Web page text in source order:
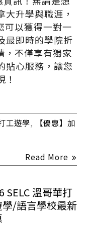
升學與職涯，
可以獲得一對一
最即時的學院折
，不僅享有獨家
貼心服務，讓您
工遊學,
【優惠】加
Read More
SELC 溫哥華打
學/語言學校最新